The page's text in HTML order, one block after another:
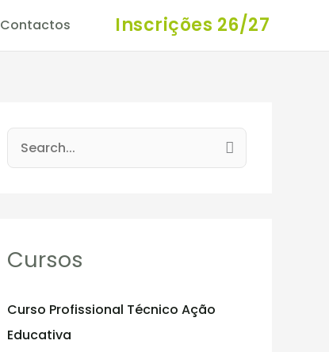
Contactos Inscrições 26/27
c
f
o
Cursos
Curso Profissional Técnico Ação
Educativa